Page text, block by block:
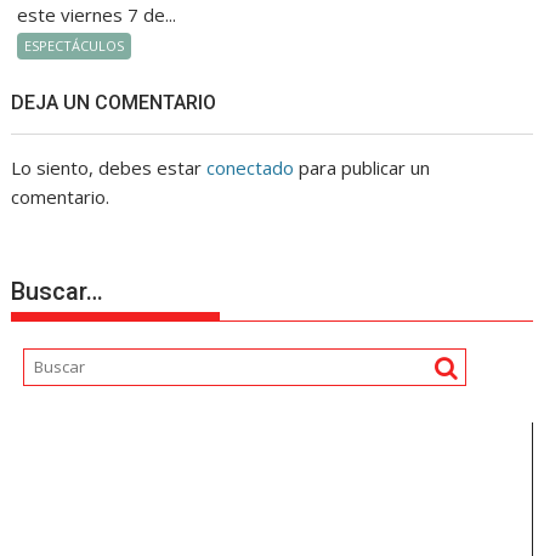
este viernes 7 de...
ESPECTÁCULOS
DEJA UN COMENTARIO
Lo siento, debes estarconectado para publicar un
comentario.
Buscar…